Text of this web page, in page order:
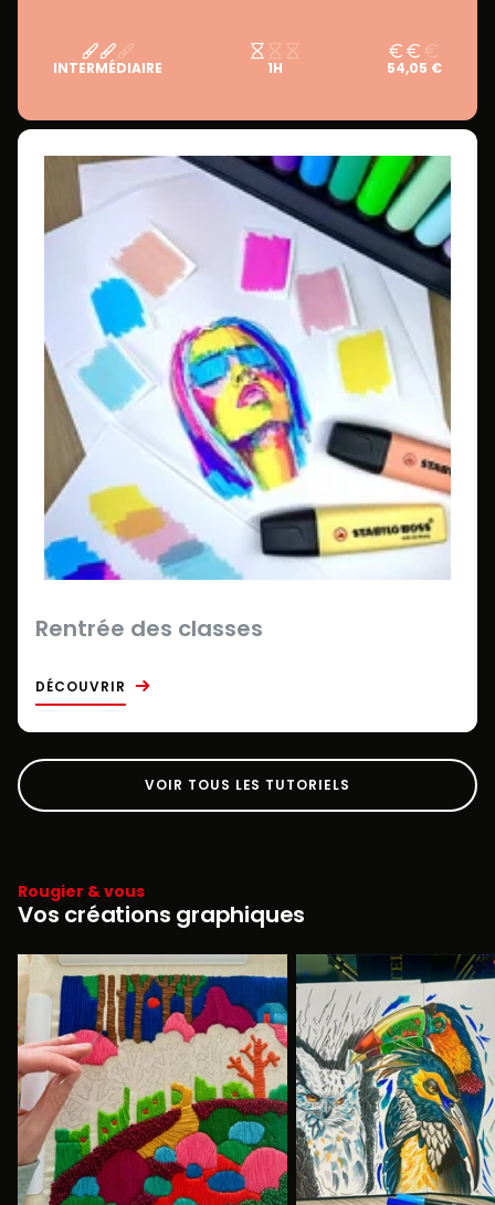
INTERMÉDIAIRE 1H 54,05 €
Rentrée des classes
DÉCOUVRIR
VOIR TOUS LES TUTORIELS
Rougier & vous
Vos créations graphiques